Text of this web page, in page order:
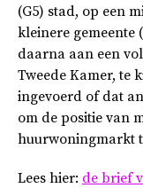
(G5) stad, op een
kleinere gemeente
daarna aan een
Tweede Kamer, te
ingevoerd of dat
om de positie van
huurwoningmarkt
Lees hier: de brief